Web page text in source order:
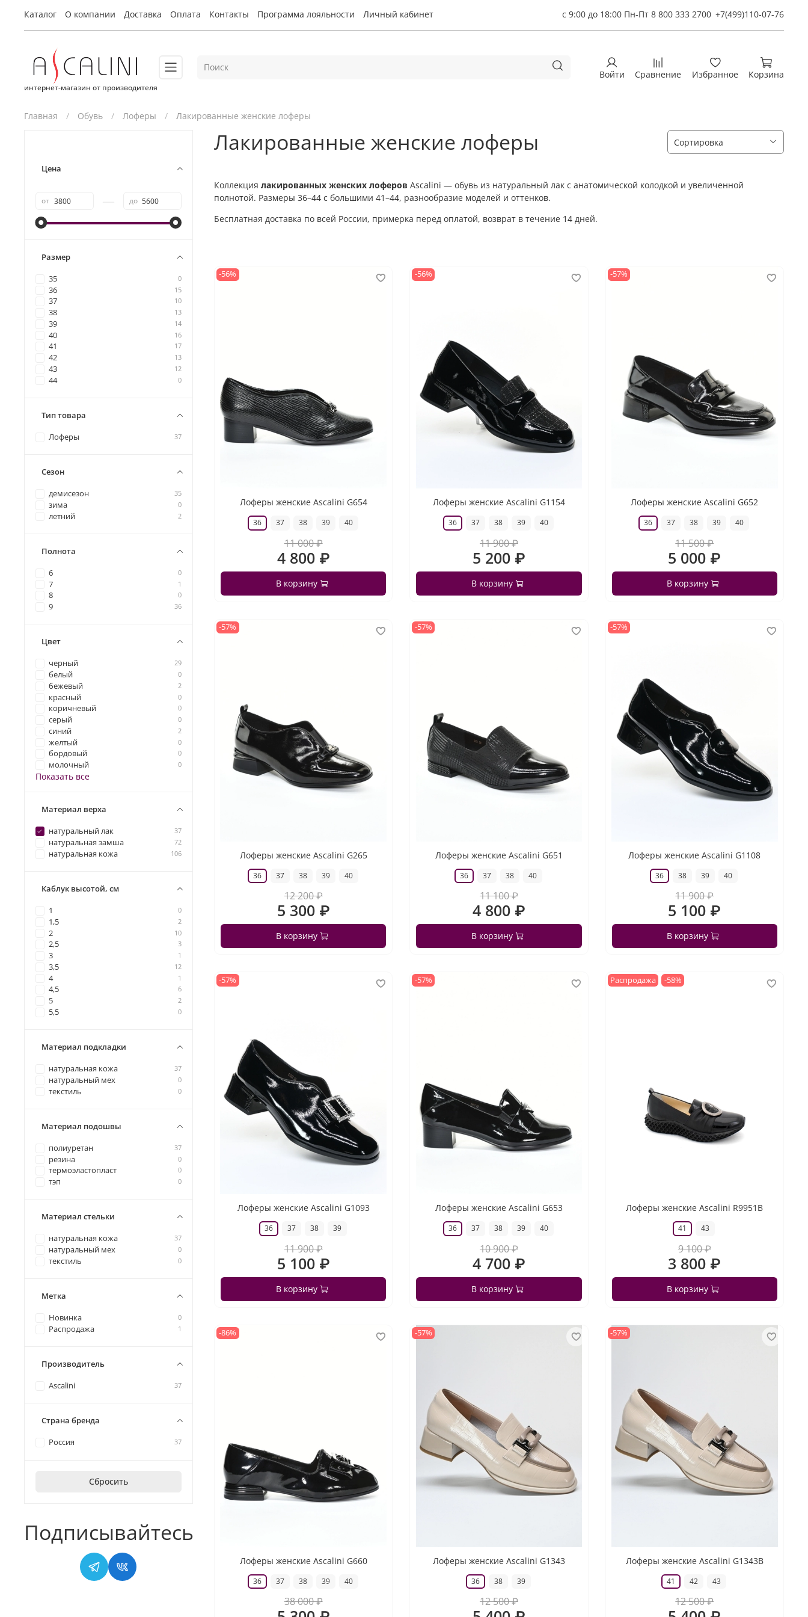
Каталог О компании Доставка Оплата Контакты Программа лояльности Личный кабинет с 9:00 до 18:00 Пн-Пт 8 800 333 2700 +7(499)110-07-76
интернет-магазин от производителя
Войти Сравнение Избранное Корзина
Главная Обувь Лоферы Лакированные женские лоферы
Лакированные женские лоферы
Коллекция лакированных женских лоферов Ascalini — обувь из натуральный лак с анатомической колодкой и увеличенной
полнотой. Размеры 36–44 с большими 41–44, разнообразие моделей и оттенков.
Бесплатная доставка по всей России, примерка перед оплатой, возврат в течение 14 дней.
-56%
Лоферы женские Ascalini G654
36 37 38 39 40
11 000 ₽
4 800 ₽
В корзину
-56%
Лоферы женские Ascalini G1154
36 37 38 39 40
11 900 ₽
5 200 ₽
В корзину
-57%
Лоферы женские Ascalini G652
36 37 38 39 40
11 500 ₽
5 000 ₽
В корзину
-57%
Лоферы женские Ascalini G265
36 37 38 39 40
12 200 ₽
5 300 ₽
В корзину
-57%
Лоферы женские Ascalini G651
36 37 38 40
11 100 ₽
4 800 ₽
В корзину
-57%
Лоферы женские Ascalini G1108
36 38 39 40
11 900 ₽
5 100 ₽
В корзину
-57%
Лоферы женские Ascalini G1093
36 37 38 39
11 900 ₽
5 100 ₽
В корзину
-57%
Лоферы женские Ascalini G653
36 37 38 39 40
10 900 ₽
4 700 ₽
В корзину
Распродажа -58%
Лоферы женские Ascalini R9951B
41 43
9 100 ₽
3 800 ₽
В корзину
-86%
Лоферы женские Ascalini G660
36 37 38 39 40
38 000 ₽
-57%
Лоферы женские Ascalini G1343
36 38 39
12 500 ₽
-57%
Лоферы женские Ascalini G1343B
41 42 43
12 500 ₽
Цена
от до
Размер
35 0
36 15
37 10
38 13
39 14
40 16
41 17
42 13
43 12
44 0
Тип товара
Лоферы 37
Сезон
демисезон 35
зима 0
летний 2
Полнота
6 0
7 1
8 0
9 36
Цвет
черный 29
белый 0
бежевый 2
красный 0
коричневый 0
серый 0
синий 2
желтый 0
бордовый 0
молочный 0
Показать все
Материал верха
натуральный лак 37
натуральная замша 72
натуральная кожа 106
Каблук высотой, см
1 0
1,5 2
2 10
2,5 3
3 1
3,5 12
4 1
4,5 6
5 2
5,5 0
Материал подкладки
натуральная кожа 37
натуральный мех 0
текстиль 0
Материал подошвы
полиуретан 37
резина 0
термоэластопласт 0
тэп 0
Материал стельки
натуральная кожа 37
натуральный мех 0
текстиль 0
Метка
Новинка 0
Распродажа 1
Производитель
Ascalini 37
Страна бренда
Россия 37
Сбросить
Подписывайтесь